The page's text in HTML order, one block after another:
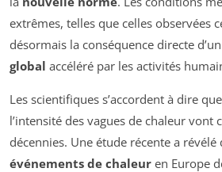
extrêmes, telles que celles observées
désormais la conséquence directe d’un
global accéléré par les activités
Les scientifiques s’accordent à dire
l’intensité des vagues de chaleur vont
décennies. Une étude récente a révélé
événements de chaleur en Europe